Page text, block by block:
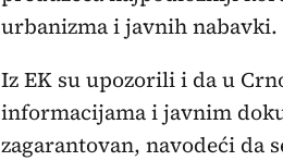
urbanizma i javnih nabavki.
Iz EK su upozorili i da u
informacijama i javnim
zagarantovan, navodeći da